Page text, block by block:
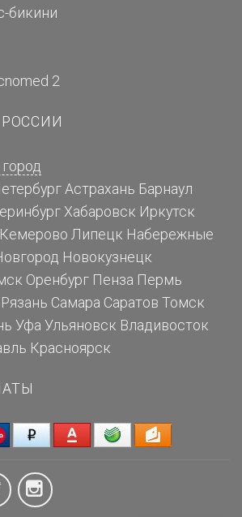
бикини
2
Астрахань Барнаул
Хабаровск Иркутск
Кемерово Липецк Набережные
Новокузнецк
Оренбург Пенза Пермь
Рязань Самара Саратов Томск
Уфа Ульяновск Владивосток
Красноярск